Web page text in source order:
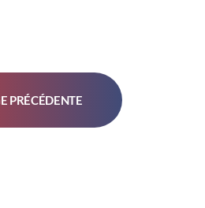
PRÉCÉDENTE